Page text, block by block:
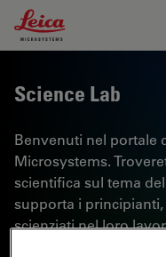
Leica Microsystems
Science Lab
Benvenuti nel portale
Microsystems.
scientifica sul tema
supporta i
scienziati nel loro